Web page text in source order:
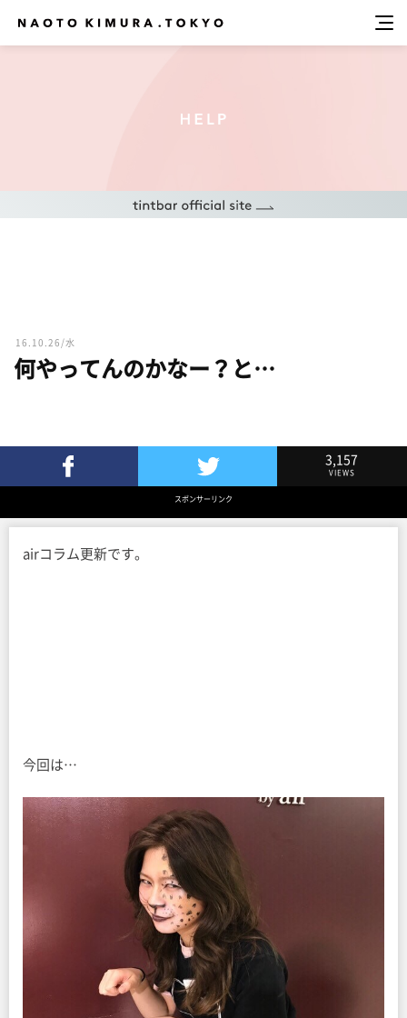
16.10.26/水
何やってんのかなー？と…
Twitterでツイート
3,157
VIEWS
スポンサーリンク
airコラム更新です。
今回は…